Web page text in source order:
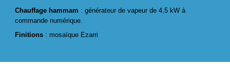
Chauffage hammam :générateur de vapeur de 4,5 kW à
commande numérique.
Finitions : mosaïque Ezarri